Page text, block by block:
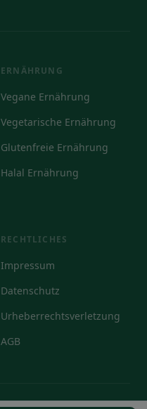
ERNÄHRUNG
Vegane Ernährung
Vegetarische Ernährung
Glutenfreie Ernährung
Halal Ernährung
RECHTLICHES
Impressum
Datenschutz
Urheberrechtsverletzung
AGB